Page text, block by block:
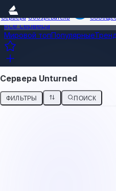
Сервера Обозреватель
Все сервера
Мировой топПопулярные
Сервера Unturned
ФИЛЬТРЫ ПОИСК